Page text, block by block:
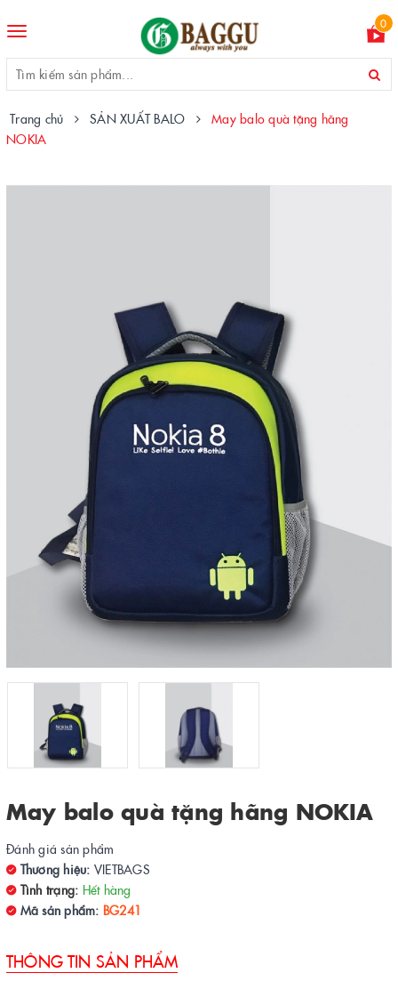
Toggle
0
Trang chủ SẢN XUẤT BALO
May balo quà tặng hãng
NOKIA
May balo quà tặng hãng NOKIA
Đánh giá sản phẩm
Thương hiệu: VIETBAGS
Tình trạng: Hết hàng
Mã sản phẩm: BG241
THÔNG TIN SẢN PHẨM